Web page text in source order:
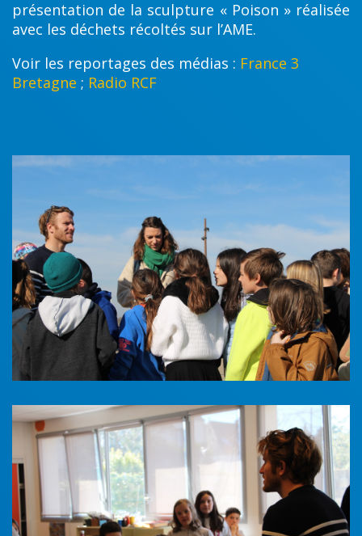
présentation de la sculpture « Poison » réalisée
avec les déchets récoltés sur l’AME.
Voir les reportages des médias : France 3
Bretagne ; Radio RCF